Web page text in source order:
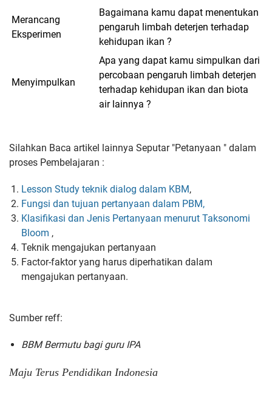
Merancang
Eksperimen
Bagaimana kamu dapat menentukan
pengaruh limbah deterjen terhadap
kehidupan ikan ?
Menyimpulkan
Apa yang dapat kamu simpulkan dari
percobaan pengaruh limbah deterjen
terhadap kehidupan ikan dan biota
air lainnya ?
Silahkan Baca artikel lainnya Seputar "Petanyaan " dalam
proses Pembelajaran :
Lesson Study teknik dialog dalam KBM,
Fungsi dan tujuan pertanyaan dalam PBM,
Klasifikasi dan Jenis Pertanyaan menurut Taksonomi
Bloom ,
Teknik mengajukan pertanyaan
Factor-faktor yang harus diperhatikan dalam
mengajukan pertanyaan.
Sumber reff:
BBM Bermutu bagi guru IPA
Maju Terus Pendidikan Indonesia